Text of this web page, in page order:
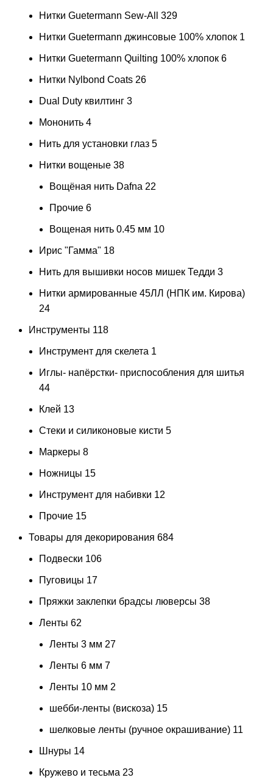
Нитки Guetermann Sew-All 329
Нитки Guetermann джинсовые 100% хлопок 1
Нитки Guetermann Quilting 100% хлопок 6
Нитки Nylbond Coats 26
Dual Duty квилтинг 3
Мононить 4
Нить для установки глаз 5
Нитки вощеные 38
Вощёная нить Dafna 22
Прочие 6
Вощеная нить 0.45 мм 10
Ирис "Гамма" 18
Нить для вышивки носов мишек Тедди 3
Нитки армированные 45ЛЛ (НПК им. Кирова)
24
Инструменты 118
Инструмент для скелета 1
Иглы- напёрстки- приспособления для шитья
44
Клей 13
Стеки и силиконовые кисти 5
Маркеры 8
Ножницы 15
Инструмент для набивки 12
Прочие 15
Товары для декорирования 684
Подвески 106
Пуговицы 17
Пряжки заклепки брадсы люверсы 38
Ленты 62
Ленты 3 мм 27
Ленты 6 мм 7
Ленты 10 мм 2
шебби-ленты (вискоза) 15
шелковые ленты (ручное окрашивание) 11
Шнуры 14
Кружево и тесьма 23